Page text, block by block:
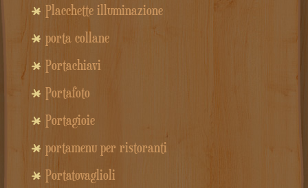
Placchette illuminazione
porta collane
Portachiavi
Portafoto
Portagioie
portamenu per ristoranti
Portatovaglioli